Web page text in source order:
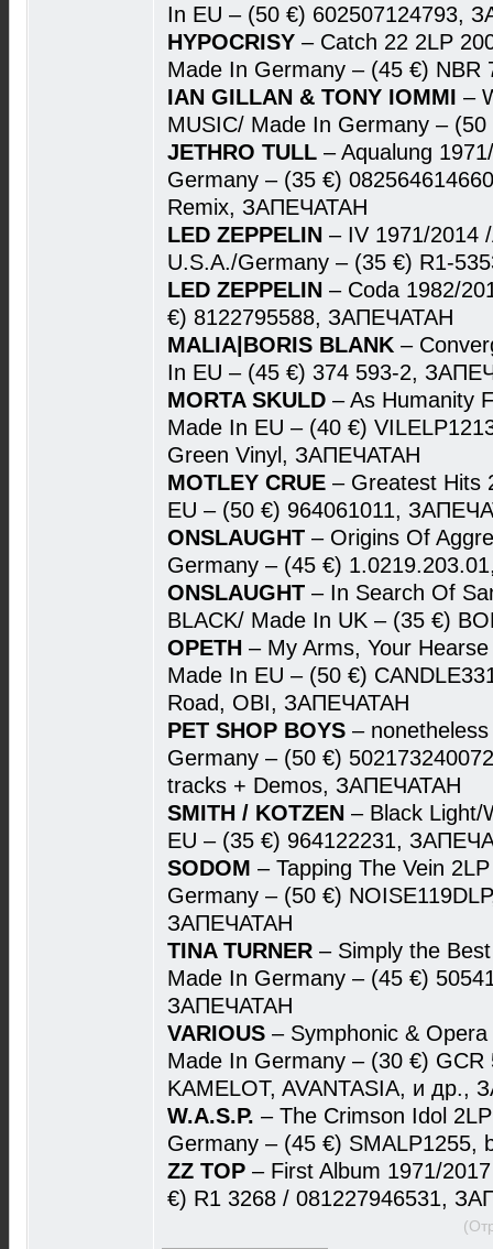
In EU – (50 €) 602507124793,
HYPOCRISY – Catch 22 2LP
Made In Germany – (45 €)
IAN GILLAN & TONY IOMMI –
MUSIC/ Made In Germany –
JETHRO TULL – Aqualung
Germany – (35 €)
Remix, ЗАПЕЧАТАН
LED ZEPPELIN – IV 1971/2014
U.S.A./Germany – (35 €) R1-
LED ZEPPELIN – Coda 1982/
€) 8122795588, ЗАПЕЧАТАН
MALIA|BORIS BLANK –
In EU – (45 €) 374 593-2,
MORTA SKULD – As Humanity
Made In EU – (40 €)
Green Vinyl, ЗАПЕЧАТАН
MOTLEY CRUE – Greatest Hits
EU – (50 €) 964061011,
ONSLAUGHT – Origins Of
Germany – (45 €)
ONSLAUGHT – In Search Of
BLACK/ Made In UK – (35 €)
OPETH – My Arms, Your
Made In EU – (50 €)
Road, OBI, ЗАПЕЧАТАН
PET SHOP BOYS –
Germany – (50 €)
tracks + Demos, ЗАПЕЧАТАН
SMITH / KOTZEN – Black Light/
EU – (35 €) 964122231,
SODOM – Tapping The Vein
Germany – (50 €)
ЗАПЕЧАТАН
TINA TURNER – Simply the
Made In Germany – (45 €)
ЗАПЕЧАТАН
VARIOUS – Symphonic &
Made In Germany – (30 €)
KAMELOT, AVANTASIA, и др.,
W.A.S.P. – The Crimson Idol
Germany – (45 €)
ZZ TOP – First Album 1971/
€) R1 3268 / 081227946531,